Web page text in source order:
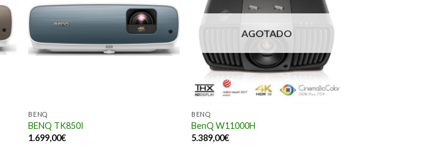
BENQ
BENQ TK850I
1.699,00€
AGOTADO
BENQ
BenQ W11000H
5.389,00€